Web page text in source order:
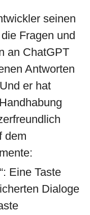
seinen
Fragen und
an ChatGPT
Antworten
er hat
dem
Eine Taste
Dialoge